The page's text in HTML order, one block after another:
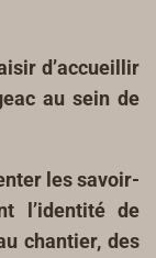
d’accueillir
au sein de
les savoir-
l’identité de
chantier, des